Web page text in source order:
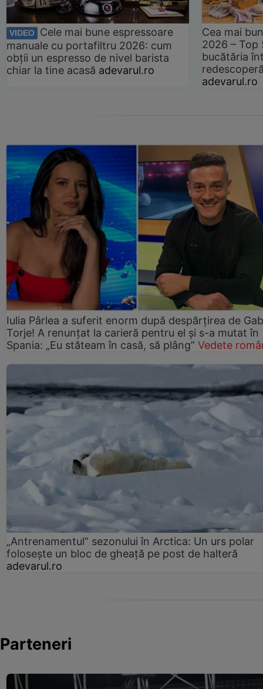
VIDEO
Cele mai bune espressoare
manuale cu portafiltru 2026: cum
obții un espresso de nivel barista
chiar la tine acasă adevarul.ro
Cea mai
2026 –
bucătăria
adevarul.ro
Iulia Pârlea a suferit enorm după despărțirea de
Torje! A renunțat la carieră pentru el și s-a mutat în
Spania: „Eu stăteam în casă, să plâng” Vedete
„Antrenamentul” sezonului în Arctica: Un urs polar
folosește un bloc de gheață pe post de halteră
adevarul.ro
Parteneri